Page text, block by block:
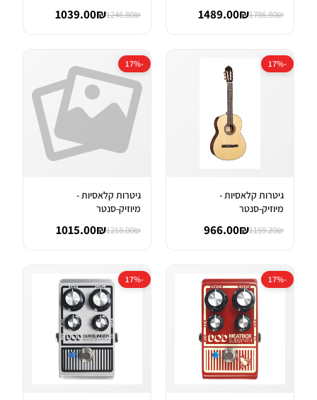
1786.80₪
1489.00₪
1246.80₪
1039.00₪
-17%
גיטרות קלאסיות -
מיוזיק-סנטר
1159.20₪
966.00₪
-17%
גיטרות קלאסיות -
מיוזיק-סנטר
1218.00₪
1015.00₪
-17%
-17%